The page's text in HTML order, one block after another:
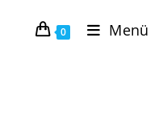
0 Menü